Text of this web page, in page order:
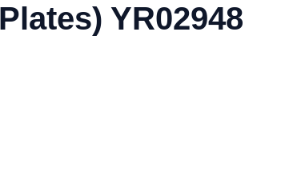
YR02948